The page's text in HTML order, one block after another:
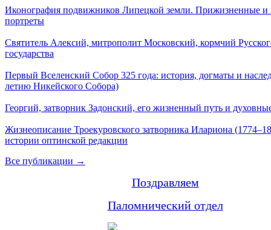
Иконография подвижников Липецкой земли. Прижизненные и
портреты
Святитель Алексий, митрополит Московский, кормчий
государства
Первый Вселенский Собор 325 года: история, догматы и
летию Никейского Собора)
Георгий, затворник Задонский, его жизненный путь и
Жизнеописание Троекуровского затворника Илариона
истории оптинской редакции
Все публикации →
Поздравляем
Паломнический отдел